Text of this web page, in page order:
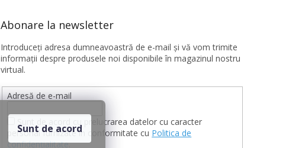
Sunt de acord
Abonare la newsletter
Introduceţi adresa dumneavoastră de e-mail şi vă vom trimite
informaţii despre produsele noi disponibile în magazinul nostru
virtual.
Adresă de e-mail
Sunt de acord cu prelucrarea datelor cu caracter
personal furnizate în conformitate cu Politica de
confidențialitate.